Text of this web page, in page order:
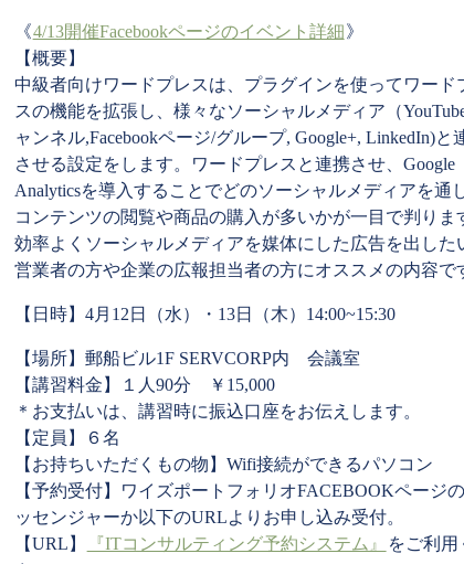
《4/13開催Facebookページのイベント詳細》
【概要】
中級者向けワードプレスは、プラグインを使ってワード
スの機能を拡張し、様々なソーシャルメディア（Yo
ャンネル,Facebookページ/グループ, Google+, LinkedIn)と
させる設定をします。ワードプレスと連携させ、Google
Analyticsを導入することでどのソーシャルメディアを通
コンテンツの閲覧や商品の購入が多いかが一 目で判りま
効率よくソーシャルメディアを媒体にした 広告を出した
営業者の方や企業の広報担当者の方にオススメの内容で
【日時】4月12日（水）・13日（木）14:00~15:30
【場所】郵船ビル1F SERVCORP内 会議室
【講習料金】１人90分 ￥15,000
＊お支払いは、講習時に振込口座をお伝えします。
【定員】６名
【お持ちいただくもの物】Wifi接続ができるパソコン
【予約受付】ワイズポートフォリオFACEBOOKページ
ッセンジャーか以下のURLよりお申し込み受付。
【URL】
『ITコンサルティング予約システム』
をご利用